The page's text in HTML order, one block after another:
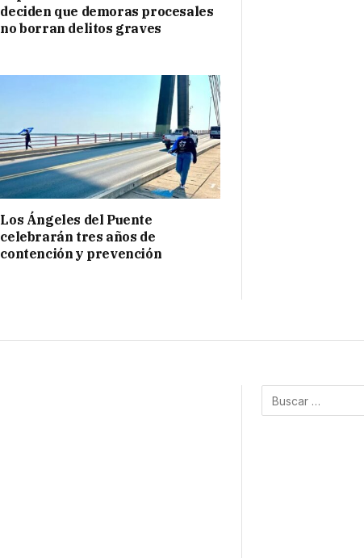
deciden que demoras procesales
no borran delitos graves
Los Ángeles del Puente
celebrarán tres años de
contención y prevención